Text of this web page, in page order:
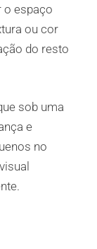
o espaço
ou cor
do resto
sob uma
e
no